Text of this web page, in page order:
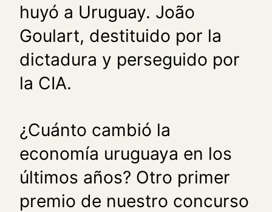
huyó a Uruguay. João
Goulart, destituido por la
dictadura y perseguido por
la CIA.
¿Cuánto cambió la
economía uruguaya en los
últimos años? Otro primer
premio de nuestro concurso